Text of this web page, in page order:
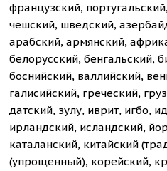
французский,
чешский, шведский,
арабский, армянский,
белорусский, бенгальский,
боснийский, валлийский,
галисийский, греческий,
датский, зулу, иврит, игбо,
ирландский, исландский,
каталанский, китайский
(упрощенный), корейский,